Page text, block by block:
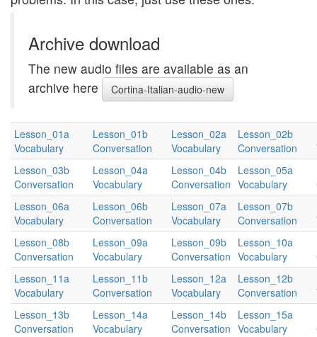
Archive download
The new audio files are available as an
archive here
Cortina-Italian-audio-new
Lesson_01a
Vocabulary
Lesson_01b
Conversation
Lesson_02a
Vocabulary
Lesson_02b
Conversation
Lesson_03b
Conversation
Lesson_04a
Vocabulary
Lesson_04b
Conversation
Lesson_05a
Vocabulary
Lesson_06a
Vocabulary
Lesson_06b
Conversation
Lesson_07a
Vocabulary
Lesson_07b
Conversation
Lesson_08b
Conversation
Lesson_09a
Vocabulary
Lesson_09b
Conversation
Lesson_10a
Vocabulary
Lesson_11a
Vocabulary
Lesson_11b
Conversation
Lesson_12a
Vocabulary
Lesson_12b
Conversation
Lesson_13b
Conversation
Lesson_14a
Vocabulary
Lesson_14b
Conversation
Lesson_15a
Vocabulary